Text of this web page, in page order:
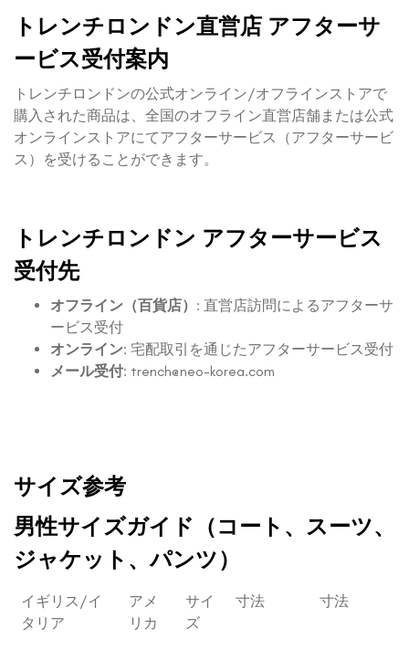
トレンチロンドン直営店 アフターサ
ービス受付案内
トレンチロンドンの公式オンライン/オフラインストアで
購入された商品は、全国のオフライン直営店舗または公式
オンラインストアにてアフターサービス（アフターサービ
ス）を受けることができます。
トレンチロンドン アフターサービス
受付先
オフライン（百貨店） : 直営店訪問によるアフターサ
ービス受付
オンライン: 宅配取引を通じたアフターサービス受付
メール受付: trench@neo-korea.com
サイズ参考
男性サイズガイド（コート、スーツ、
ジャケット、パンツ）
イギリス/イ
タリア
アメ
リカ
サイ
ズ
寸法 寸法